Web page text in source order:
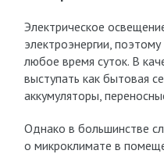
Электрическое
электроэнергии,
любое время суток. В
выступать как бытовая
аккумуляторы,
Однако в большинстве
о микроклимате в